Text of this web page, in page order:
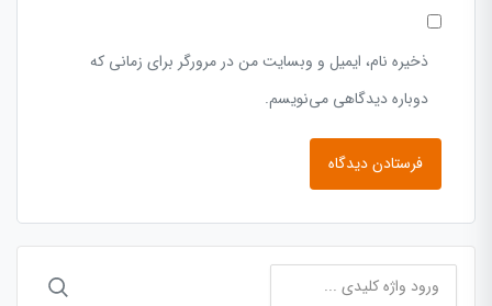
ذخیره نام، ایمیل و وبسایت من در مرورگر برای زمانی که
دوباره دیدگاهی می‌نویسم.
جستجو